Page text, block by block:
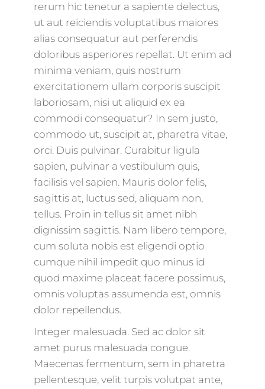
rerum hic tenetur a sapiente delectus,
ut aut reiciendis voluptatibus maiores
alias consequatur aut perferendis
doloribus asperiores repellat. Ut enim ad
minima veniam, quis nostrum
exercitationem ullam corporis suscipit
laboriosam, nisi ut aliquid ex ea
commodi consequatur? In sem justo,
commodo ut, suscipit at, pharetra vitae,
orci. Duis pulvinar. Curabitur ligula
sapien, pulvinar a vestibulum quis,
facilisis vel sapien. Mauris dolor felis,
sagittis at, luctus sed, aliquam non,
tellus. Proin in tellus sit amet nibh
dignissim sagittis. Nam libero tempore,
cum soluta nobis est eligendi optio
cumque nihil impedit quo minus id
quod maxime placeat facere possimus,
omnis voluptas assumenda est, omnis
dolor repellendus.
Integer malesuada. Sed ac dolor sit
amet purus malesuada congue.
Maecenas fermentum, sem in pharetra
pellentesque, velit turpis volutpat ante,